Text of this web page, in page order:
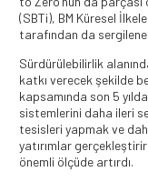
(SBTi), BM Küresel
tarafından da
Sürdürülebilirlik
katkı verecek şekilde
kapsamında son 5
sistemlerini daha ileri
tesisleri yapmak ve
yatırımlar
önemli ölçüde artırdı.